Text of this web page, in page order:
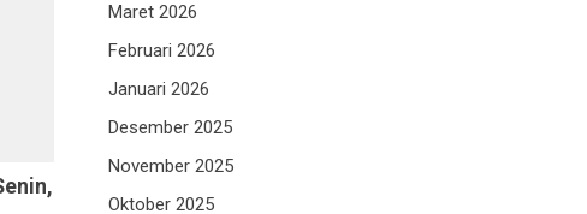
Maret 2026
Februari 2026
Januari 2026
Desember 2025
November 2025
Oktober 2025